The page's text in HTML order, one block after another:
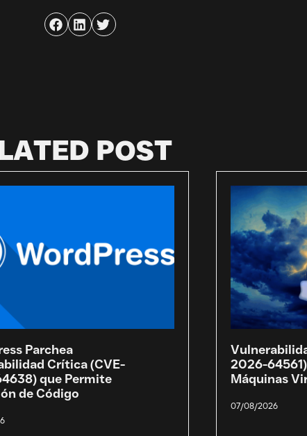
POST
Parchea
Crítica (CVE-
que Permite
de Código
2026-
Máquinas
07/08/2026